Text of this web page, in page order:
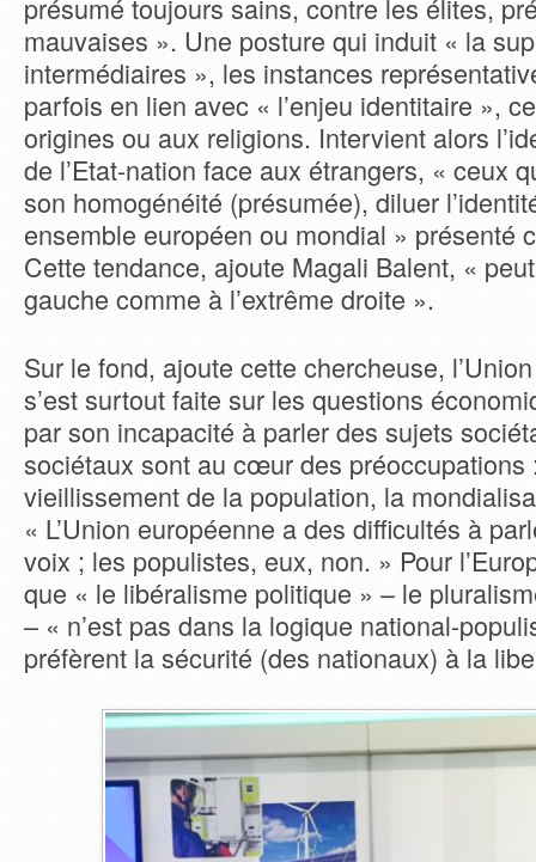
présumé toujours sains, contre les élites,
mauvaises ». Une posture qui induit « la
intermédiaires », les instances
parfois en lien avec « l’enjeu identitaire »,
origines ou aux religions. Intervient alors
de l’Etat-nation face aux étrangers, « ceux
son homogénéité (présumée), diluer
ensemble européen ou mondial » présenté
Cette tendance, ajoute Magali Balent, «
gauche comme à l’extrême droite ».
Sur le fond, ajoute cette chercheuse,
s’est surtout faite sur les questions
par son incapacité à parler des sujets
sociétaux sont au cœur des préoccupations
vieillissement de la population, la
« L’Union européenne a des difficultés à
voix ; les populistes, eux, non. » Pour
que « le libéralisme politique » – le
– « n’est pas dans la logique national-
préfèrent la sécurité (des nationaux) à la